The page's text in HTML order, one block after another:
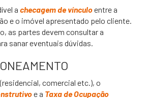
a checagem de vínculoentre a
e o imóvel apresentado pelo cliente.
as partes devem consultar a
sanar eventuais dúvidas.
comercial etc.), o
e a Taxa de Ocupação